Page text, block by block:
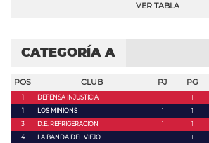
VER TABLA
CATEGORÍA A
POS CLUB PJ PG
1 DEFENSA INJUSTICIA 1 1
1
LOS MINIONS 1 1
3
D.E. REFRIGERACION 1 1
4
LA BANDA DEL VIEJO 1 1